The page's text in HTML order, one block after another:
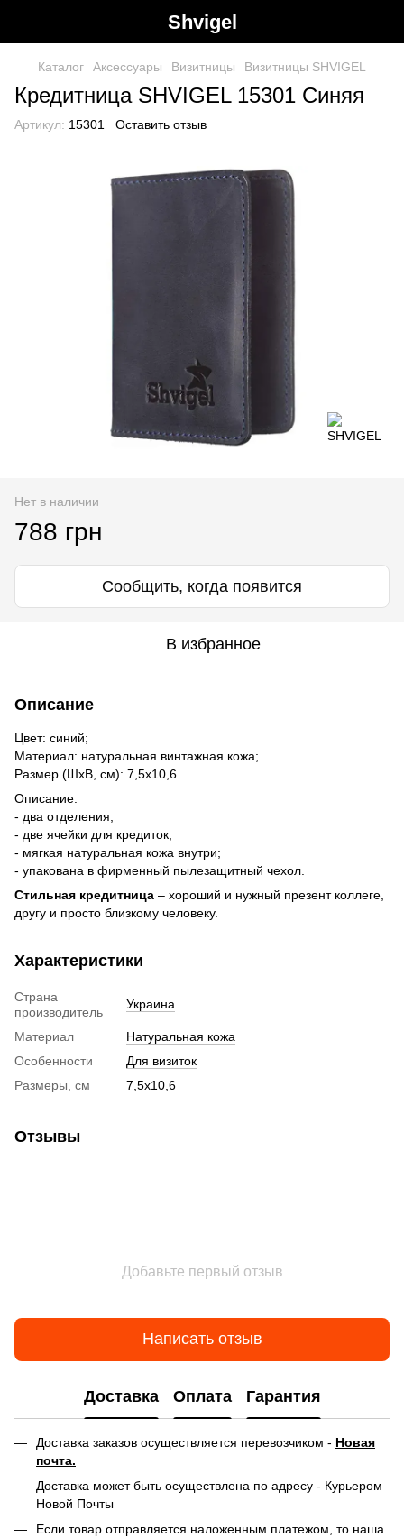
Shvigel
Каталог Аксессуары Визитницы Визитницы SHVIGEL
Кредитница SHVIGEL 15301 Синяя
Артикул: 15301 Оставить отзыв
Нет в наличии
788 грн
Сообщить, когда появится
В избранное
Описание
Цвет: синий;
Материал: натуральная винтажная кожа;
Размер (ШхВ, см): 7,5х10,6.
Описание:
- два отделения;
- две ячейки для кредиток;
- мягкая натуральная кожа внутри;
- упакована в фирменный пылезащитный чехол.
Стильная кредитница – хороший и нужный презент коллеге,
другу и просто близкому человеку.
Характеристики
Страна
производитель
Украина
Материал
Натуральная кожа
Особенности
Для визиток
Размеры, см
7,5х10,6
Отзывы
Добавьте первый отзыв
Написать отзыв
Доставка Оплата Гарантия
Доставка заказов осуществляется перевозчиком - Новая
почта.
Доставка может быть осуществлена по адресу - Курьером
Новой Почты
Если товар отправляется наложенным платежом, то наша